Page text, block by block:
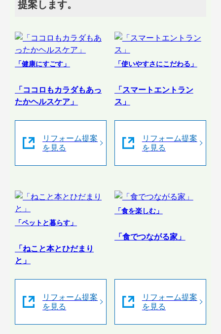
提案します。
「健康にすごす」
「ココロもカラダもあっ
たかヘルスケア」
リフォーム提案
を見る
「使いやすさにこだわる」
「スマートエントラン
ス」
リフォーム提案
を見る
「ペットと暮らす」
「ねこと本とひだまり
と」
リフォーム提案
を見る
「食を楽しむ」
「食でつながる家」
リフォーム提案
を見る